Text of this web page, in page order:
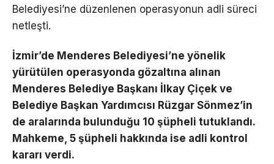
Belediyesi’ne düzenlenen operasyonun adli süreci
netleşti.
İzmir’de Menderes Belediyesi’ne yönelik
yürütülen operasyonda gözaltına alınan
Menderes Belediye Başkanı İlkay Çiçek ve
Belediye Başkan Yardımcısı Rüzgar Sönmez’in
de aralarında bulunduğu 10 şüpheli tutuklandı.
Mahkeme, 5 şüpheli hakkında ise adli kontrol
kararı verdi.